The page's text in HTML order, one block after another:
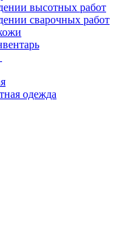
высотных работ
сварочных работ
одежда